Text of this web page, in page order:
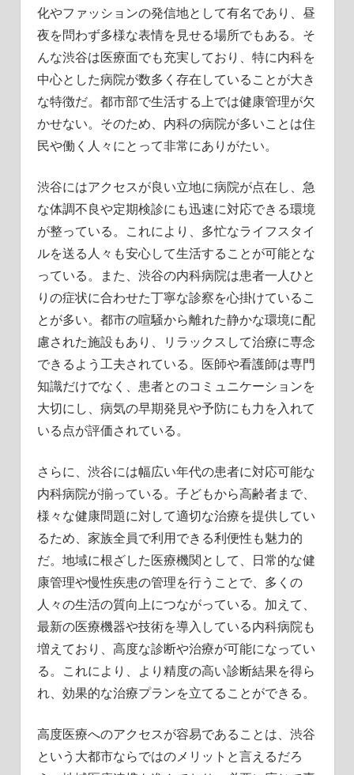
説！
化やファッションの発信地として有名であり、昼
夜を問わず多様な表情を見せる場所でもある。そ
んな渋谷は医療面でも充実しており、特に内科を
中心とした病院が数多く存在していることが大き
な特徴だ。都市部で生活する上では健康管理が欠
かせない。そのため、内科の病院が多いことは住
民や働く人々にとって非常にありがたい。
渋谷にはアクセスが良い立地に病院が点在し、急
な体調不良や定期検診にも迅速に対応できる環境
が整っている。これにより、多忙なライフスタイ
ルを送る人々も安心して生活することが可能とな
っている。また、渋谷の内科病院は患者一人ひと
りの症状に合わせた丁寧な診察を心掛けているこ
とが多い。都市の喧騒から離れた静かな環境に配
慮された施設もあり、リラックスして治療に専念
できるよう工夫されている。医師や看護師は専門
知識だけでなく、患者とのコミュニケーションを
大切にし、病気の早期発見や予防にも力を入れて
いる点が評価されている。
さらに、渋谷には幅広い年代の患者に対応可能な
内科病院が揃っている。子どもから高齢者まで、
様々な健康問題に対して適切な治療を提供してい
るため、家族全員で利用できる利便性も魅力的
だ。地域に根ざした医療機関として、日常的な健
康管理や慢性疾患の管理を行うことで、多くの
人々の生活の質向上につながっている。加えて、
最新の医療機器や技術を導入している内科病院も
増えており、高度な診断や治療が可能になってい
る。これにより、より精度の高い診断結果を得ら
れ、効果的な治療プランを立てることができる。
高度医療へのアクセスが容易であることは、渋谷
という大都市ならではのメリットと言えるだろ